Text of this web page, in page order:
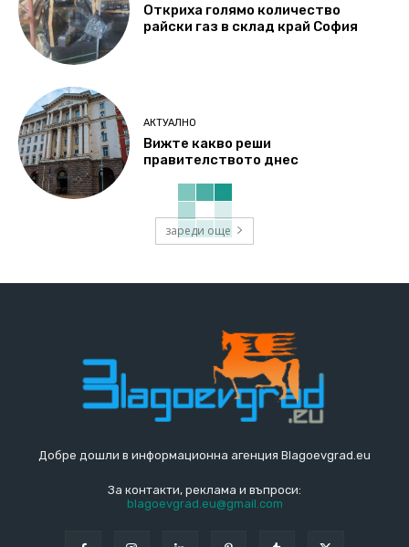
Откриха голямо количество
райски газ в склад край София
АКТУАЛНО
Вижте какво реши
правителството днес
зареди още
Добре дошли в информационна агенция Blagoevgrad.eu
За контакти, реклама и въпроси:
blagoevgrad.eu@gmail.com